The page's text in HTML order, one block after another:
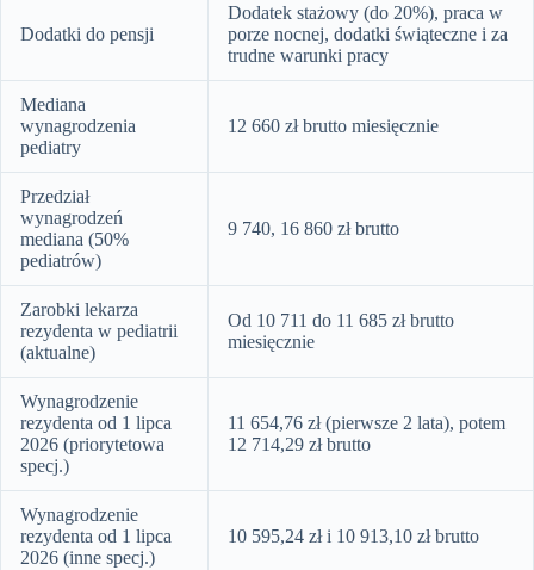
Dodatki do pensji
Dodatek stażowy (do 20%), praca w
porze nocnej, dodatki świąteczne i za
trudne warunki pracy
Mediana
wynagrodzenia
pediatry
12 660 zł brutto miesięcznie
Przedział
wynagrodzeń
mediana (50%
pediatrów)
9 740, 16 860 zł brutto
Zarobki lekarza
rezydenta w pediatrii
(aktualne)
Od 10 711 do 11 685 zł brutto
miesięcznie
Wynagrodzenie
rezydenta od 1 lipca
2026 (priorytetowa
specj.)
11 654,76 zł (pierwsze 2 lata), potem
12 714,29 zł brutto
Wynagrodzenie
rezydenta od 1 lipca
2026 (inne specj.)
10 595,24 zł i 10 913,10 zł brutto